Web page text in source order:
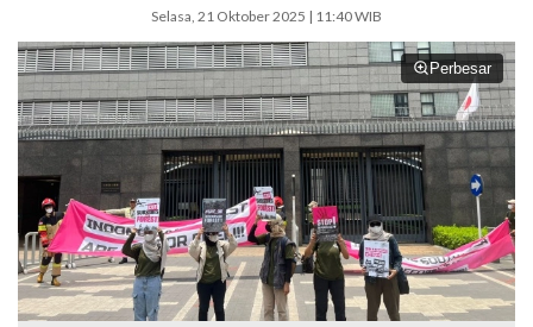
Selasa, 21 Oktober 2025 | 11:40 WIB
Perbesar